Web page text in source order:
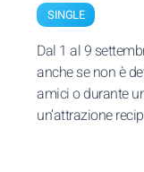
SINGLE
Dal 1 al 9
anche se non è
amici o durante
un’attrazione